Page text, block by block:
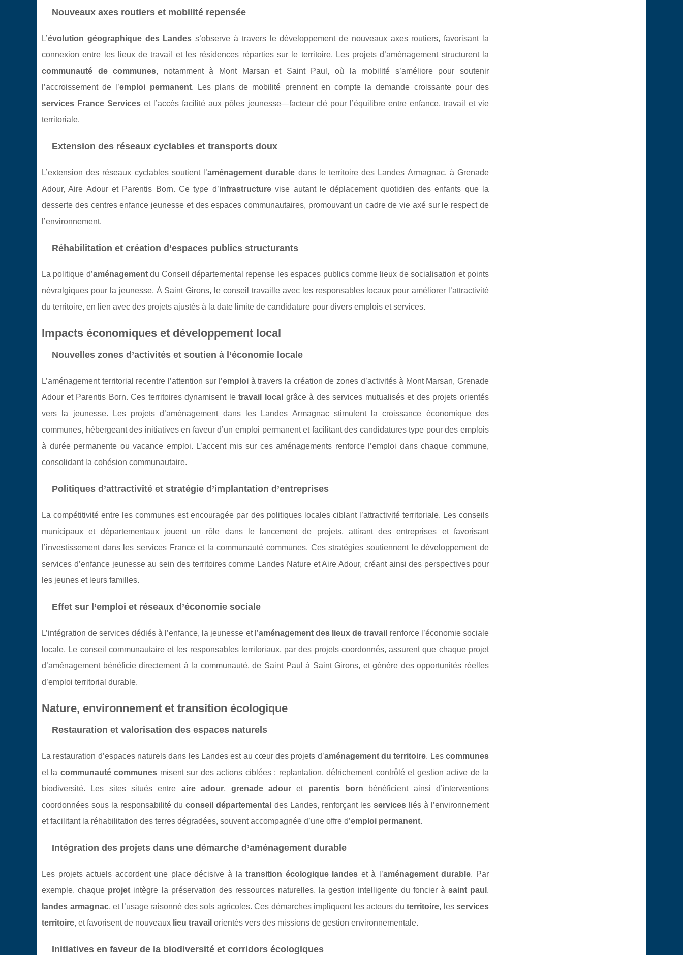
Nouveaux axes routiers et mobilité repensée
L’évolution géographique des Landes s’observe à travers le développement de nouveaux axes routiers, favorisant la
connexion entre les lieux de travail et les résidences réparties sur le territoire. Les projets d’aménagement structurent la
communauté de communes, notamment à Mont Marsan et Saint Paul, où la mobilité s’améliore pour soutenir
l’accroissement de l’emploi permanent. Les plans de mobilité prennent en compte la demande croissante pour des
services France Services et l’accès facilité aux pôles jeunesse—facteur clé pour l’équilibre entre enfance, travail et vie
territoriale.
Extension des réseaux cyclables et transports doux
L’extension des réseaux cyclables soutient l’aménagement durable dans le territoire des Landes Armagnac, à Grenade
Adour, Aire Adour et Parentis Born. Ce type d’infrastructurevise autant le déplacement quotidien des enfants que la
desserte des centres enfance jeunesse et des espaces communautaires, promouvant un cadre de vie axé sur le respect de
l’environnement.
Réhabilitation et création d’espaces publics structurants
La politique d’aménagementdu Conseil départemental repense les espaces publics comme lieux de socialisation et points
névralgiques pour la jeunesse. À Saint Girons, le conseil travaille avec les responsables locaux pour améliorer l’attractivité
du territoire, en lien avec des projets ajustés à la date limite de candidature pour divers emplois et services.
Impacts économiques et développement local
Nouvelles zones d’activités et soutien à l’économie locale
L’aménagement territorial recentre l’attention sur l’emploi à travers la création de zones d’activités à Mont Marsan, Grenade
Adour et Parentis Born. Ces territoires dynamisent letravail local grâce à des services mutualisés et des projets orientés
vers la jeunesse. Les projets d’aménagement dans les Landes Armagnac stimulent la croissance économique des
communes, hébergeant des initiatives en faveur d’un emploi permanent et facilitant des candidatures type pour des emplois
à durée permanente ou vacance emploi. L’accent mis sur ces aménagements renforce l’emploi dans chaque commune,
consolidant la cohésion communautaire.
Politiques d’attractivité et stratégie d’implantation d’entreprises
La compétitivité entre les communes est encouragée par des politiques locales ciblant l’attractivité territoriale. Les conseils
municipaux et départementaux jouent un rôle dans le lancement de projets, attirant des entreprises et favorisant
l’investissement dans les services France et la communauté communes. Ces stratégies soutiennent le développement de
services d’enfance jeunesse au sein des territoires comme Landes Nature et Aire Adour, créant ainsi des perspectives pour
les jeunes et leurs familles.
Effet sur l’emploi et réseaux d’économie sociale
L’intégration de services dédiés à l’enfance, la jeunesse et l’aménagement des lieux de travail renforce l’économie sociale
locale. Le conseil communautaire et les responsables territoriaux, par des projets coordonnés, assurent que chaque projet
d’aménagement bénéficie directement à la communauté, de Saint Paul à Saint Girons, et génère des opportunités réelles
d’emploi territorial durable.
Nature, environnement et transition écologique
Restauration et valorisation des espaces naturels
La restauration d’espaces naturels dans les Landes est au cœur des projets d’aménagement du territoire. Les communes
et la communauté communes misent sur des actions ciblées : replantation, défrichement contrôlé et gestion active de la
biodiversité. Les sites situés entre aire adour, grenade adouret parentis born bénéficient ainsi d’interventions
coordonnées sous la responsabilité duconseil départemental des Landes, renforçant les servicesliés à l’environnement
et facilitant la réhabilitation des terres dégradées, souvent accompagnée d’une offre d’emploi permanent.
Intégration des projets dans une démarche d’aménagement durable
Les projets actuels accordent une place décisive à latransition écologique landes et à l’aménagement durable. Par
exemple, chaque projet intègre la préservation des ressources naturelles, la gestion intelligente du foncier à saint paul ,
landes armagnac, et l’usage raisonné des sols agricoles. Ces démarches impliquent les acteurs du territoire, les services
territoire, et favorisent de nouveaux lieu travail orientés vers des missions de gestion environnementale.
Initiatives en faveur de la biodiversité et corridors écologiques